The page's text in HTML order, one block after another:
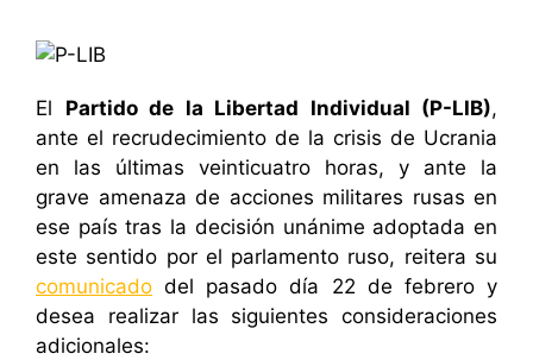
El Partido de la Libertad Individual (P-LIB),
ante el recrudecimiento de la crisis de Ucrania
en las últimas veinticuatro horas, y ante la
grave amenaza de acciones militares rusas en
ese país tras la decisión unánime adoptada en
este sentido por el parlamento ruso, reitera su
comunicado del pasado día 22 de febrero y
desea realizar las siguientes consideraciones
adicionales: